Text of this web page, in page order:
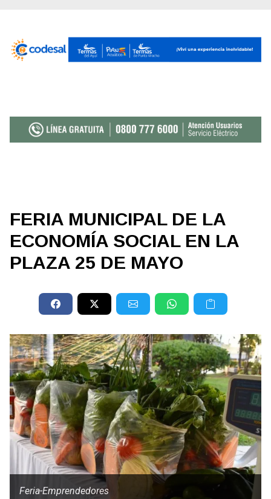
FERIA MUNICIPAL DE LA
ECONOMÍA SOCIAL EN LA
PLAZA 25 DE MAYO
Feria-Emprendedores